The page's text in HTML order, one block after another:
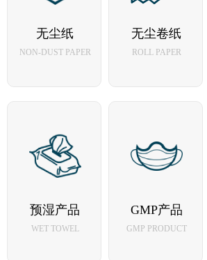
无尘布 无尘卷布
无尘纸
NON-DUST PAPER
NON-DUST
PAPER
无尘卷纸
ROLL PAPER
ROLL PAPER
预湿产品
WET TOWEL
GMP产品
GMP PRODUCT